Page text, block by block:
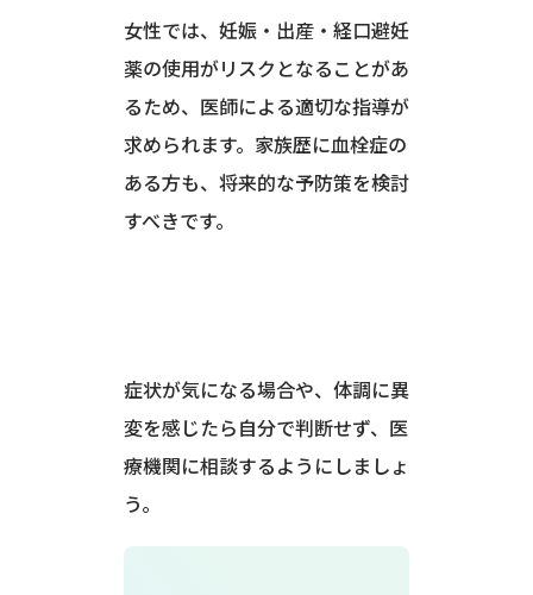
女性では、妊娠・出産・経口避妊
薬の使用がリスクとなることがあ
るため、医師による適切な指導が
求められます。家族歴に血栓症の
ある方も、将来的な予防策を検討
すべきです。
症状が気になる場合や、体調に異
変を感じたら自分で判断せず、医
療機関に相談するようにしましょ
う。